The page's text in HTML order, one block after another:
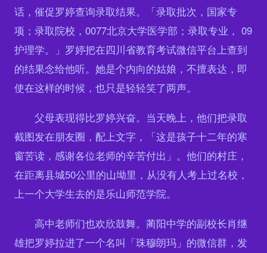
话，催促罗婷查询录取结果。「录取批次，国家专
项；录取院校，0077北京大学医学部；录取专业， 09
护理学。」罗婷把在四川省教育考试微信平台上查到
的结果念给他听。她是个内向的姑娘，不擅表达，即
使在这样的时候，也只是轻轻笑了两声。
父母表现得比罗婷兴奋。当天晚上，他们把录取
截图发在朋友圈，配上文字，「这是孩子十二年的寒
窗苦读，感谢各位老师的辛苦付出」。他们的村庄，
在距离县城50公里的山坳里，从没有人考上过名校，
上一个大学生去的是乐山师范学院。
高中老师们也欢欣鼓舞。蔺阳中学的副校长肖继
雄把罗婷拉进了一个名叫「珠穆朗玛」的微信群，发